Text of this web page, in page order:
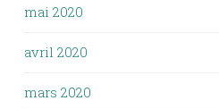
mai 2020
avril 2020
mars 2020